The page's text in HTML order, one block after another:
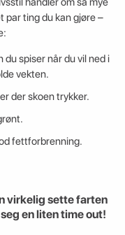
par ting du kan gjøre –
spiser når du vil ned i
vekten.
der skoen trykker.
fettforbrenning.
virkelig sette farten
en liten time out!